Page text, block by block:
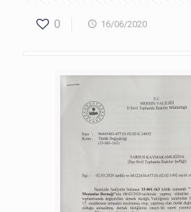
0 16/06/2020